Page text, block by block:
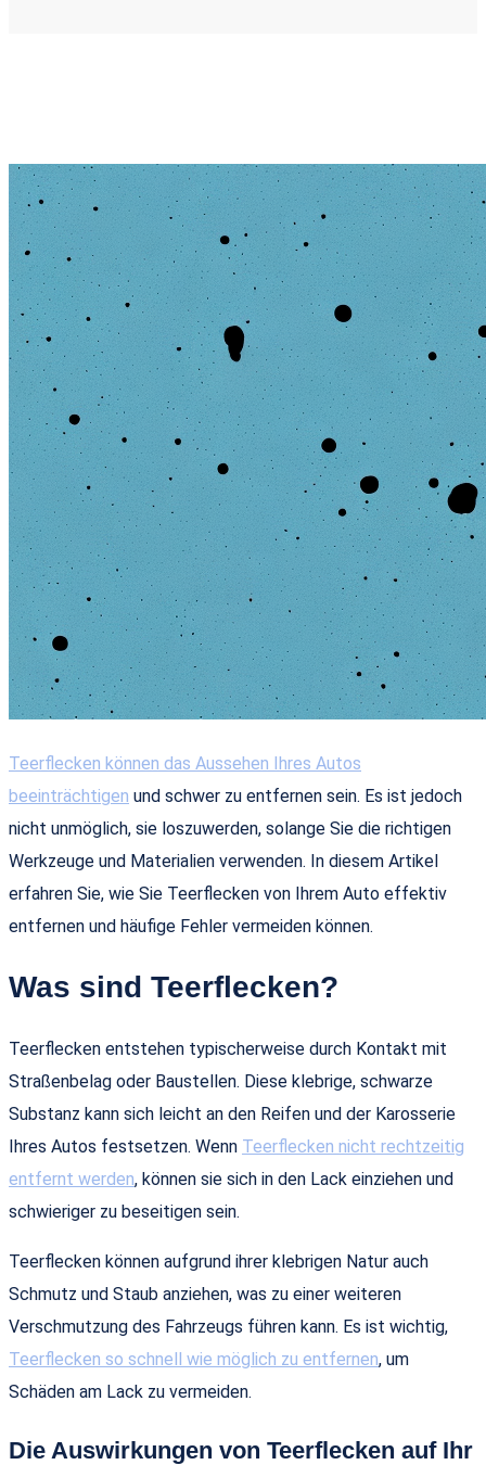
Teerflecken können das Aussehen Ihres Autos
beeinträchtigen und schwer zu entfernen sein. Es ist jedoch
nicht unmöglich, sie loszuwerden, solange Sie die richtigen
Werkzeuge und Materialien verwenden. In diesem Artikel
erfahren Sie, wie Sie Teerflecken von Ihrem Auto effektiv
entfernen und häufige Fehler vermeiden können.
Was sind Teerflecken?
Teerflecken entstehen typischerweise durch Kontakt mit
Straßenbelag oder Baustellen. Diese klebrige, schwarze
Substanz kann sich leicht an den Reifen und der Karosserie
Ihres Autos festsetzen. Wenn Teerflecken nicht rechtzeitig
entfernt werden, können sie sich in den Lack einziehen und
schwieriger zu beseitigen sein.
Teerflecken können aufgrund ihrer klebrigen Natur auch
Schmutz und Staub anziehen, was zu einer weiteren
Verschmutzung des Fahrzeugs führen kann. Es ist wichtig,
Teerflecken so schnell wie möglich zu entfernen, um
Schäden am Lack zu vermeiden.
Die Auswirkungen von Teerflecken auf Ihr